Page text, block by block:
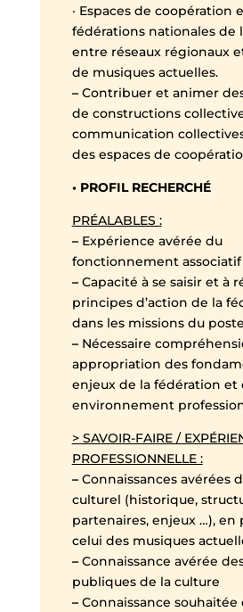
· Espaces de coopération
fédérations nationales de
entre réseaux régionaux
de musiques actuelles.
–Contribuer et animer
de constructions
communication
des espaces de
• PROFIL RECHERCHÉ
PRÉALABLES :
–Expérience avérée du
fonctionnement associatif
–Capacité à se saisir et à
principes d’action de la
dans les missions du poste
–Nécessaire
appropriation des
enjeux de la fédération et
environnement
> SAVOIR-FAIRE /
PROFESSIONNELLE :
–Connaissances avérées
culturel (historique,
partenaires, enjeux …), en
celui des musiques
–Connaissance avérée
publiques de la culture
–Connaissance souhaitée